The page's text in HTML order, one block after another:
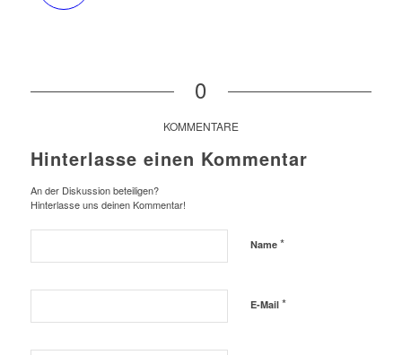
0
KOMMENTARE
Hinterlasse einen Kommentar
An der Diskussion beteiligen?
Hinterlasse uns deinen Kommentar!
Name *
E-Mail *